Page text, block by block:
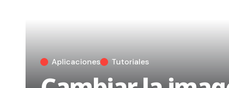
Aplicaciones Tutoriales